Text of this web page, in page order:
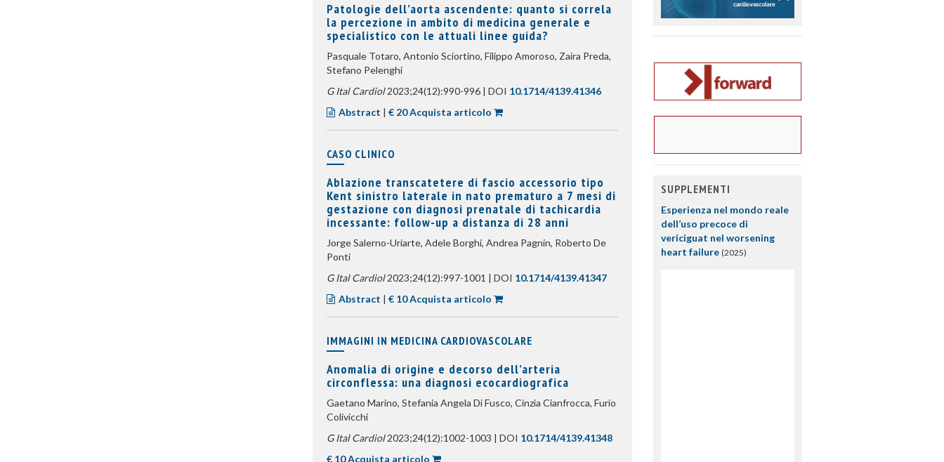
Patologie dell’aorta ascendente: quanto si correla
la percezione in ambito di medicina generale e
specialistico con le attuali linee guida?
Pasquale Totaro, Antonio Sciortino, Filippo Amoroso, Zaira Preda,
Stefano Pelenghi
G Ital Cardiol2023;24(12):990-996 | DOI 10.1714/4139.41346
Abstract | € 20 Acquista articolo
CASO CLINICO
Ablazione transcatetere di fascio accessorio tipo
Kent sinistro laterale in nato prematuro a 7 mesi di
gestazione con diagnosi prenatale di tachicardia
incessante: follow-up a distanza di 28 anni
Jorge Salerno-Uriarte, Adele Borghi, Andrea Pagnin, Roberto De
Ponti
G Ital Cardiol2023;24(12):997-1001 | DOI 10.1714/4139.41347
Abstract | € 10 Acquista articolo
IMMAGINI IN MEDICINA CARDIOVASCOLARE
Anomalia di origine e decorso dell’arteria
circonflessa: una diagnosi ecocardiografica
Gaetano Marino, Stefania Angela Di Fusco, Cinzia Cianfrocca, Furio
Colivicchi
G Ital Cardiol2023;24(12):1002-1003 | DOI 10.1714/4139.41348
€ 10 Acquista articolo
SUPPLEMENTI
Esperienza nel mondo reale
dell’uso precoce di
vericiguat nel worsening
heart failure (2025)